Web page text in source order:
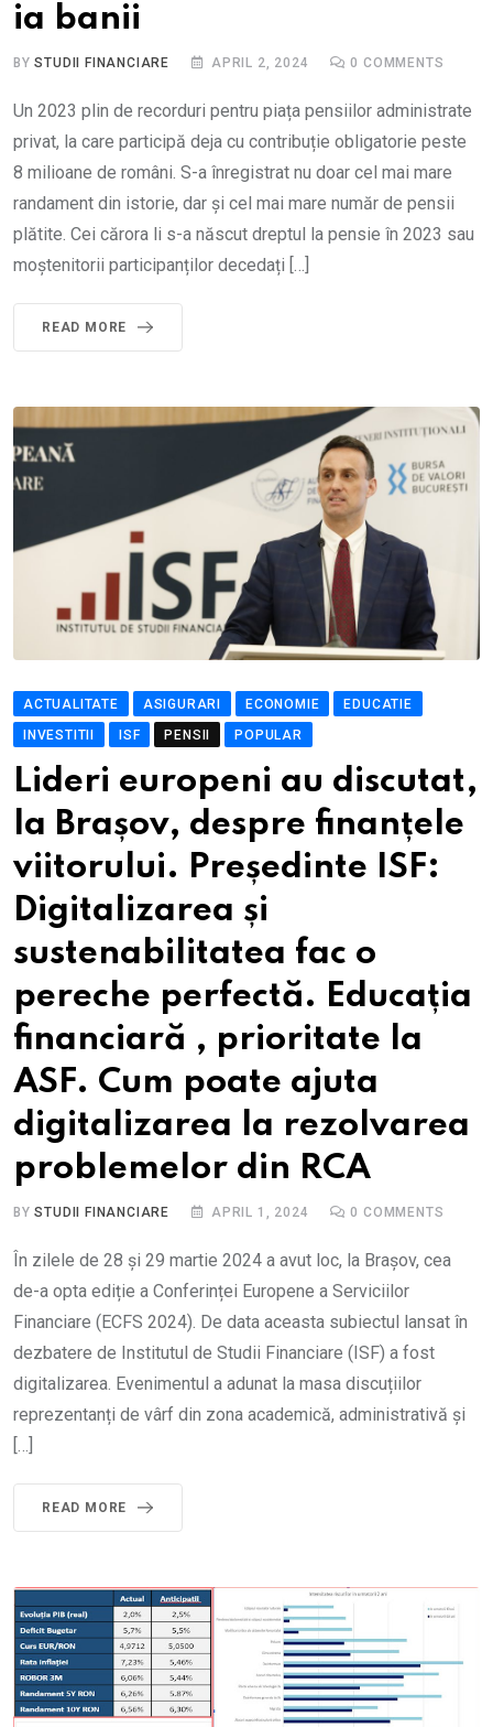
ia banii
BYSTUDII FINANCIARE APRIL 2, 2024 0 COMMENTS
Un 2023 plin de recorduri pentru piața pensiilor administrate
privat, la care participă deja cu contribuție obligatorie peste
8 milioane de români. S-a înregistrat nu doar cel mai mare
randament din istorie, dar și cel mai mare număr de pensii
plătite. Cei cărora li s-a născut dreptul la pensie în 2023 sau
moștenitorii participanților decedați […]
READ MORE
ACTUALITATE ASIGURARI ECONOMIE
EDUCATIE
INVESTITII
ISF PENSII POPULAR
Lideri europeni au discutat,
la Brașov, despre finanțele
viitorului. Președinte ISF:
Digitalizarea și
sustenabilitatea fac o
pereche perfectă. Educația
financiară , prioritate la
ASF. Cum poate ajuta
digitalizarea la rezolvarea
problemelor din RCA
BYSTUDII FINANCIARE APRIL 1, 2024 0 COMMENTS
În zilele de 28 și 29 martie 2024 a avut loc, la Brașov, cea
de-a opta ediție a Conferinței Europene a Serviciilor
Financiare (ECFS 2024). De data aceasta subiectul lansat în
dezbatere de Institutul de Studii Financiare (ISF) a fost
digitalizarea. Evenimentul a adunat la masa discuțiilor
reprezentanți de vârf din zona academică, administrativă și
[…]
READ MORE